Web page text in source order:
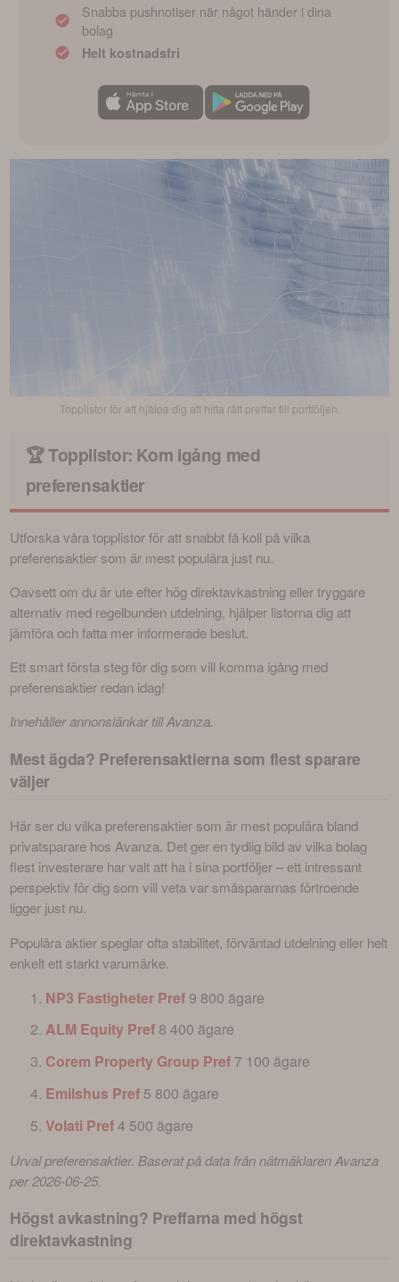
Snabba pushnotiser när något händer i dina
bolag
Helt kostnadsfri
Topplistor för att hjälpa dig att hitta rätt preffar till portföljen.
🏆 Topplistor: Kom igång med
preferensaktier
Utforska våra topplistor för att snabbt få koll på vilka
preferensaktier som är mest populära just nu.
Oavsett om du är ute efter hög direktavkastning eller tryggare
alternativ med regelbunden utdelning, hjälper listorna dig att
jämföra och fatta mer informerade beslut.
Ett smart första steg för dig som vill komma igång med
preferensaktier redan idag!
Innehåller annonslänkar till Avanza.
Mest ägda? Preferensaktierna som flest sparare
väljer
Här ser du vilka preferensaktier som är mest populära bland
privatsparare hos Avanza. Det ger en tydlig bild av vilka bolag
flest investerare har valt att ha i sina portföljer – ett intressant
perspektiv för dig som vill veta var småspararnas förtroende
ligger just nu.
Populära aktier speglar ofta stabilitet, förväntad utdelning eller helt
enkelt ett starkt varumärke.
NP3 Fastigheter Pref 9 800 ägare
ALM Equity Pref 8 400 ägare
Corem Property Group Pref 7 100 ägare
Emilshus Pref 5 800 ägare
Volati Pref4 500 ägare
Urval preferensaktier. Baserat på data från nätmäklaren Avanza
per 2026-06-25.
Högst avkastning? Preffarna med högst
direktavkastning